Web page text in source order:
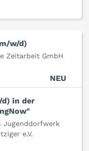
w/d)
Zeitarbeit GmbH
NEU
d) in der
Jugenddorfwerk
e.V.